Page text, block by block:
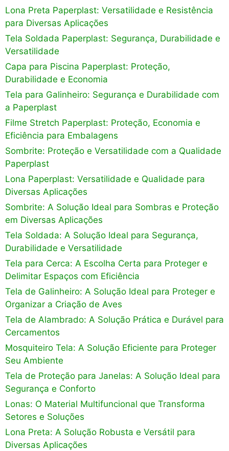
Lona Preta Paperplast: Versatilidade e Resistência
para Diversas Aplicações
Tela Soldada Paperplast: Segurança, Durabilidade e
Versatilidade
Capa para Piscina Paperplast: Proteção,
Durabilidade e Economia
Tela para Galinheiro: Segurança e Durabilidade com
a Paperplast
Filme Stretch Paperplast: Proteção, Economia e
Eficiência para Embalagens
Sombrite: Proteção e Versatilidade com a Qualidade
Paperplast
Lona Paperplast: Versatilidade e Qualidade para
Diversas Aplicações
Sombrite: A Solução Ideal para Sombras e Proteção
em Diversas Aplicações
Tela Soldada: A Solução Ideal para Segurança,
Durabilidade e Versatilidade
Tela para Cerca: A Escolha Certa para Proteger e
Delimitar Espaços com Eficiência
Tela de Galinheiro: A Solução Ideal para Proteger e
Organizar a Criação de Aves
Tela de Alambrado: A Solução Prática e Durável para
Cercamentos
Mosquiteiro Tela: A Solução Eficiente para Proteger
Seu Ambiente
Tela de Proteção para Janelas: A Solução Ideal para
Segurança e Conforto
Lonas: O Material Multifuncional que Transforma
Setores e Soluções
Lona Preta: A Solução Robusta e Versátil para
Diversas Aplicações